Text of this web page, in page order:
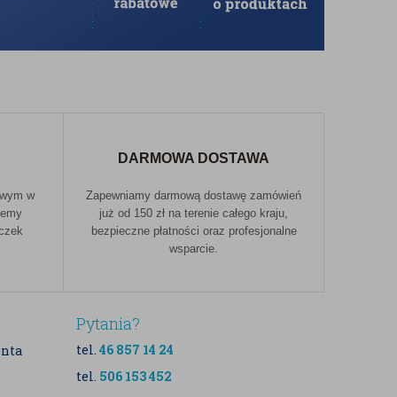
w
DARMOWA DOSTAWA
Zapewniamy darmową dostawę zamówień
już od 150 zł na terenie całego kraju,
bezpieczne płatności oraz profesjonalne
wsparcie.
Pytania?
tel. 46 857 14 24
tel. 506 153 452